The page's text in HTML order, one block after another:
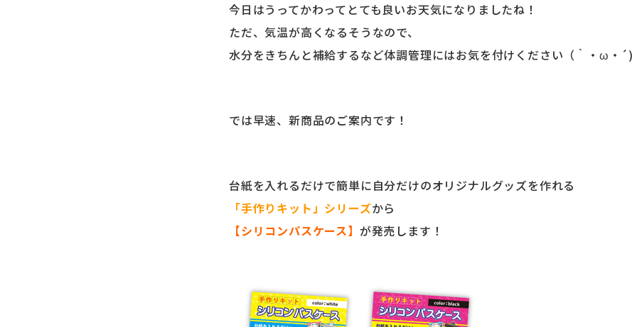
今日はうってかわってとても良いお天気になりましたね！
ただ、気温が高くなるそうなので、
水分をきちんと補給するなど体調管理にはお気を付けください（｀・ω・´)
では早速、新商品のご案内です！
台紙を入れるだけで簡単に自分だけのオリジナルグッズを作れる
「手作りキット」シリーズから
【シリコンパスケース】 が発売します！